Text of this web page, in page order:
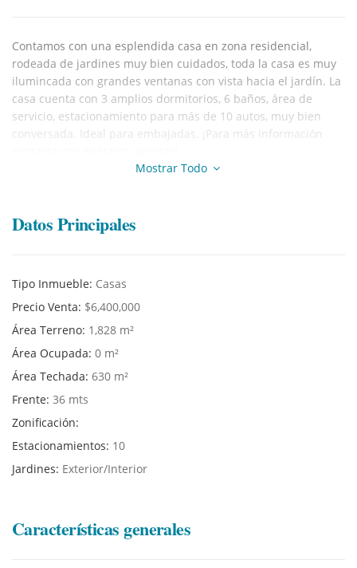
Contamos con una esplendida casa en zona residencial,
rodeada de jardines muy bien cuidados, toda la casa es muy
ilumincada con grandes ventanas con vista hacia el jardín. La
casa cuenta con 3 amplios dormitorios, 6 baños, área de
servicio, estacionamiento para más de 10 autos, muy bien
conversada. Ideal para embajadas. ¡Para más información
Mostrar Todo
Datos Principales
Tipo Inmueble: Casas
Precio Venta: $6,400,000
Área Terreno: 1,828 m²
Área Ocupada: 0 m²
Área Techada: 630 m²
Frente: 36 mts
Zonificación:
Estacionamientos: 10
Jardines: Exterior/Interior
Características generales